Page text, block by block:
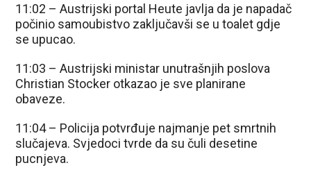
11:02 – Austrijski portal Heute javlja da je napadač
počinio samoubistvo zaključavši se u toalet gdje
se upucao.
11:03 – Austrijski ministar unutrašnjih poslova
Christian Stocker otkazao je sve planirane
obaveze.
11:04 – Policija potvrđuje najmanje pet smrtnih
slučajeva. Svjedoci tvrde da su čuli desetine
pucnjeva.